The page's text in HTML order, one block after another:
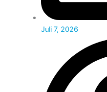
Juli 7, 2026